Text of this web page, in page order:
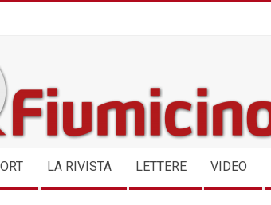
LA RIVISTA LETTERE VIDEO